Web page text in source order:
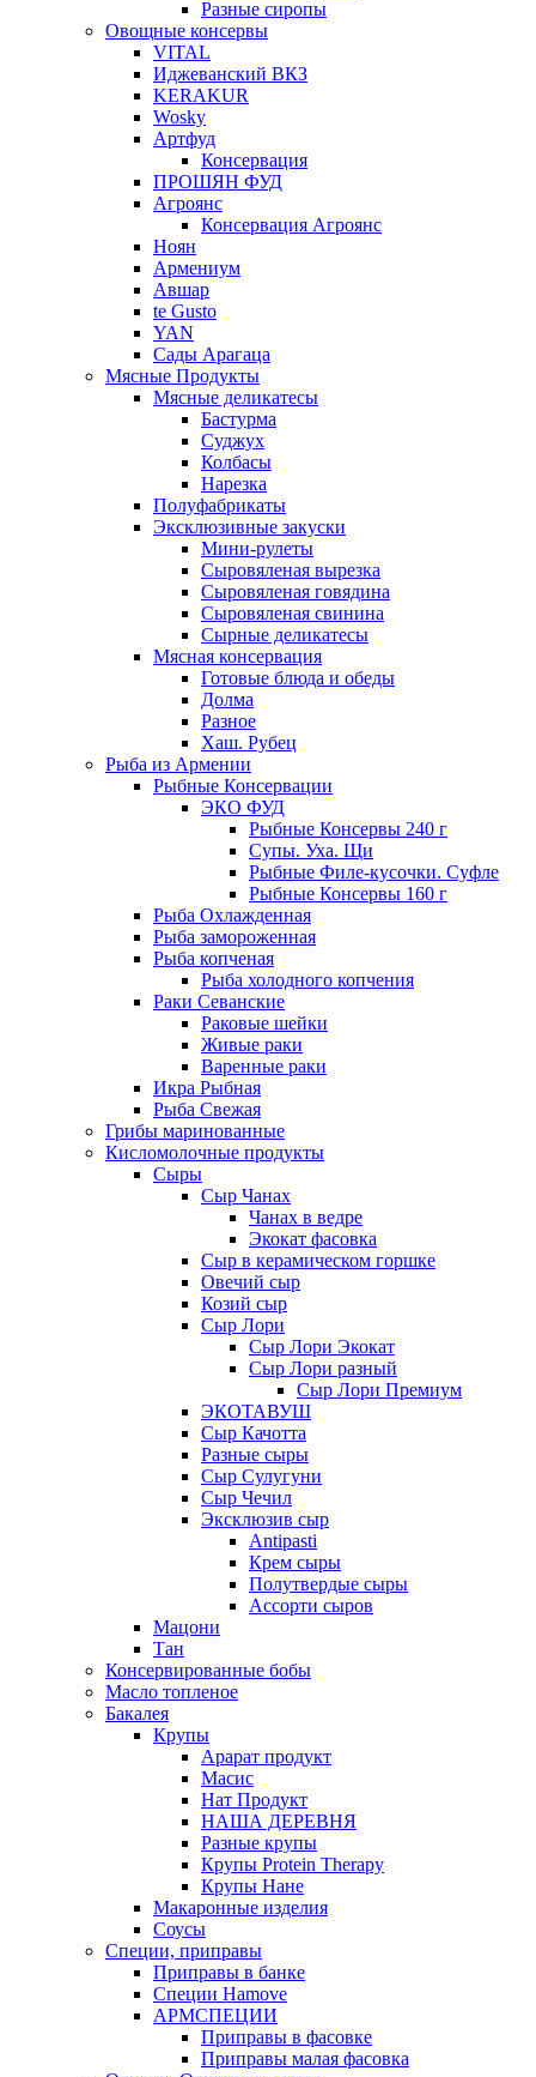
Разные сиропы
Овощные консервы
VITAL
Иджеванский ВКЗ
KERAKUR
Wosky
Артфуд
Консервация
ПРОШЯН ФУД
Агроянс
Консервация Агроянс
Ноян
Армениум
Авшар
te Gusto
YAN
Сады Арагаца
Мясные Продукты
Мясные деликатесы
Бастурма
Суджух
Колбасы
Нарезка
Полуфабрикаты
Эксклюзивные закуски
Мини-рулеты
Сыровяленая вырезка
Сыровяленая говядина
Сыровяленая свинина
Сырные деликатесы
Мясная консервация
Готовые блюда и обеды
Долма
Разное
Хаш. Рубец
Рыба из Армении
Рыбные Консервации
ЭКО ФУД
Рыбные Консервы 240 г
Супы. Уха. Щи
Рыбные Филе-кусочки. Суфле
Рыбные Консервы 160 г
Рыба Охлажденная
Рыба замороженная
Рыба копченая
Рыба холодного копчения
Раки Севанские
Раковые шейки
Живые раки
Варенные раки
Икра Рыбная
Рыба Свежая
Грибы маринованные
Кисломолочные продукты
Сыры
Сыр Чанах
Чанах в ведре
Экокат фасовка
Сыр в керамическом горшке
Овечий сыр
Козий сыр
Сыр Лори
Сыр Лори Экокат
Сыр Лори разный
Сыр Лори Премиум
ЭКОТАВУШ
Сыр Качотта
Разные сыры
Сыр Сулугуни
Сыр Чечил
Эксклюзив сыр
Antipasti
Крем сыры
Полутвердые сыры
Ассорти сыров
Мацони
Тан
Консервированные бобы
Масло топленое
Бакалея
Крупы
Арарат продукт
Масис
Нат Продукт
НАША ДЕРЕВНЯ
Разные крупы
Крупы Protein Therapy
Крупы Нане
Макаронные изделия
Соусы
Специи, приправы
Приправы в банке
Специи Hamove
АРМСПЕЦИИ
Приправы в фасовке
Приправы малая фасовка